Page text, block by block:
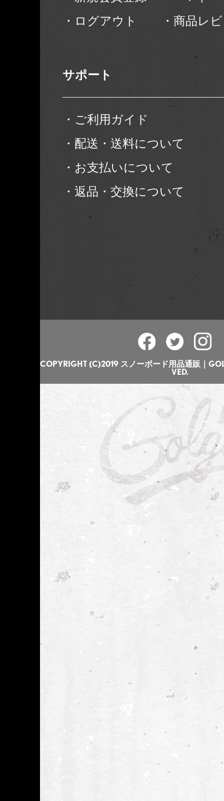
・ログアウト
・商品レ
サポート
・ご利用ガイド
・配送・送料について
・お支払いについて
・返品・交換について
COPYRIGHT (C)2019 スノーボード用品通販｜
VED.